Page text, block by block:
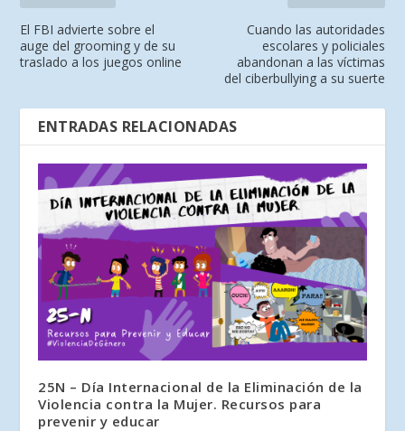
El FBI advierte sobre el
auge del grooming y de su
traslado a los juegos online
Cuando las autoridades
escolares y policiales
abandonan a las víctimas
del ciberbullying a su suerte
ENTRADAS RELACIONADAS
25N – Día Internacional de la Eliminación de la
Violencia contra la Mujer. Recursos para
prevenir y educar